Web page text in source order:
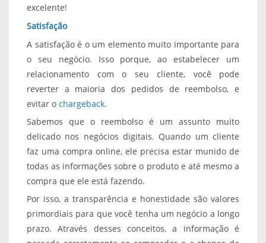
excelente!
Satisfação
A satisfação é o um elemento muito importante para
o seu negócio. Isso porque, ao estabelecer um
relacionamento com o seu cliente, você pode
reverter a maioria dos pedidos de reembolso, e
evitar o chargeback.
Sabemos que o reembolso é um assunto muito
delicado nos negócios digitais. Quando um cliente
faz uma compra online, ele precisa estar munido de
todas as informações sobre o produto e até mesmo a
compra que ele está fazendo.
Por isso, a transparência e honestidade são valores
primordiais para que você tenha um negócio a longo
prazo. Através desses conceitos, a informação é